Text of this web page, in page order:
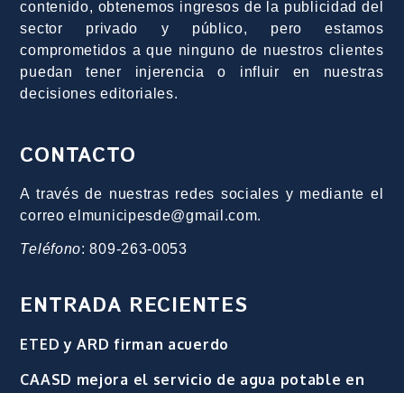
contenido, obtenemos ingresos de la publicidad del
sector privado y público, pero estamos
comprometidos a que ninguno de nuestros clientes
puedan tener injerencia o influir en nuestras
decisiones editoriales.
CONTACTO
A través de nuestras redes sociales y mediante el
correo elmunicipesde@gmail.com.
Teléfono: 809-263-0053
ENTRADA RECIENTES
ETED y ARD firman acuerdo
CAASD mejora el servicio de agua potable en